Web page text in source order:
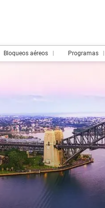
Bloqueos aéreos Programas